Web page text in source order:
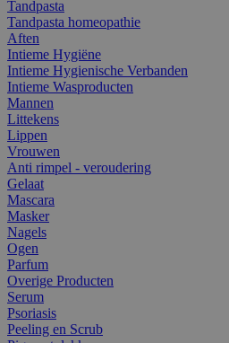
Tandpasta
Tandpasta homeopathie
Aften
Intieme Hygiëne
Intieme Hygienische Verbanden
Intieme Wasproducten
Mannen
Littekens
Lippen
Vrouwen
Anti rimpel - veroudering
Gelaat
Mascara
Masker
Nagels
Ogen
Parfum
Overige Producten
Serum
Psoriasis
Peeling en Scrub